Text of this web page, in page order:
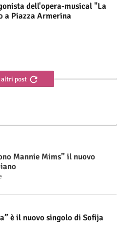
dell'opera-musical "La
a Piazza Armerina
altri post
Mannie Mims” il nuovo
è il nuovo singolo di Sofija